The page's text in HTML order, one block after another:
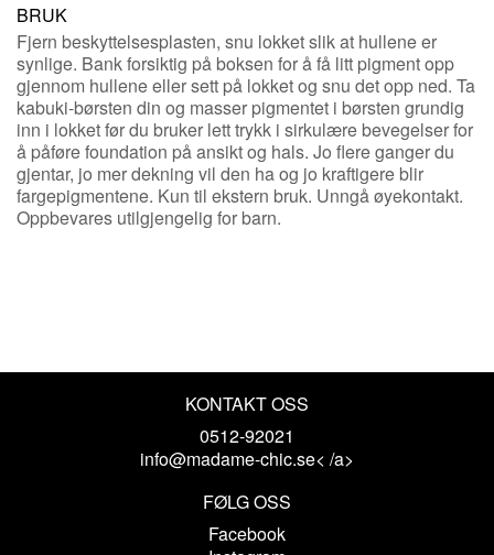
BRUK
Fjern beskyttelsesplasten, snu lokket slik at hullene er
synlige. Bank forsiktig på boksen for å få litt pigment opp
gjennom hullene eller sett på lokket og snu det opp ned. Ta
kabuki-børsten din og masser pigmentet i børsten grundig
inn i lokket før du bruker lett trykk i sirkulære bevegelser for
å påføre foundation på ansikt og hals. Jo flere ganger du
gjentar, jo mer dekning vil den ha og jo kraftigere blir
fargepigmentene. Kun til ekstern bruk. Unngå øyekontakt.
Oppbevares utilgjengelig for barn.
KONTAKT OSS
0512-92021
info@madame-chic.se< /a>
FØLG OSS
Facebook